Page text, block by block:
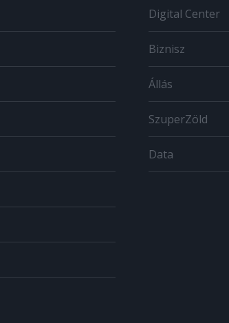
Digital Center
Biznisz
Állás
SzuperZöld
Data